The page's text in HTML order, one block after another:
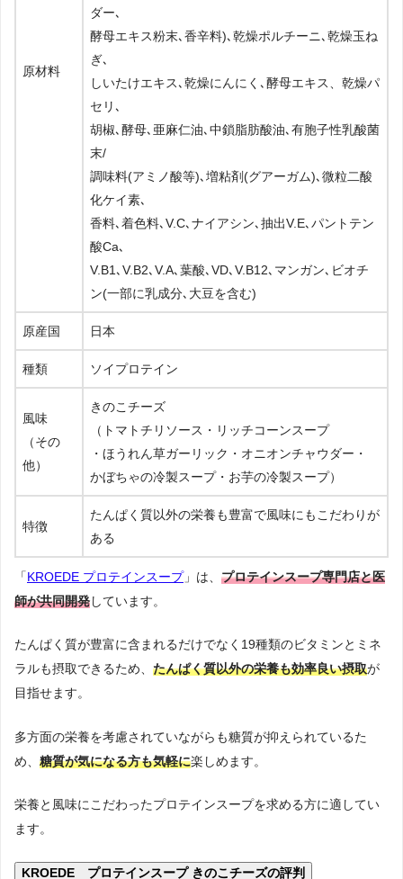
原材料
ダー､
酵母エキス粉末､香辛料)､乾燥ポルチーニ､乾燥玉ね
ぎ､
しいたけエキス､乾燥にんにく､酵母エキス、乾燥パ
セリ､
胡椒､酵母､亜麻仁油､中鎖脂肪酸油､有胞子性乳酸菌
末/
調味料(アミノ酸等)､増粘剤(グアーガム)､微粒二酸
化ケイ素､
香料､着色料､V.C､ナイアシン､抽出V.E､パントテン
酸Ca､
V.B1､V.B2､V.A､葉酸､VD､V.B12､マンガン､ビオチ
ン(一部に乳成分､大豆を含む)
原産国 日本
種類 ソイプロテイン
風味
（その
他）
きのこチーズ
（トマトチリソース・リッチコーンスープ
・ほうれん草ガーリック・オニオンチャウダー・
かぼちゃの冷製スープ・お芋の冷製スープ）
特徴
たんぱく質以外の栄養も豊富で風味にもこだわりが
ある
「KROEDE プロテインスープ」は、 プロテインスープ専門店と医
師が共同開発しています。
たんぱく質が豊富に含まれるだけでなく19種類のビタミンとミネ
ラルも摂取できるため、 たんぱく質以外の栄養も効率良い摂取が
目指せます。
多方面の栄養を考慮されていながらも糖質が抑えられているた
め、 糖質が気になる方も気軽に楽しめます。
栄養と風味にこだわったプロテインスープを求める方に適してい
ます。
KROEDE プロテインスープ きのこチーズの評判